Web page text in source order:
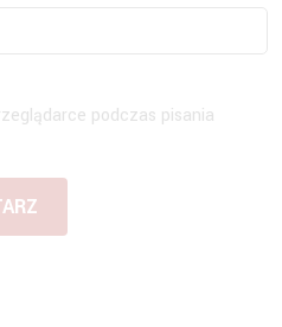
podczas pisania